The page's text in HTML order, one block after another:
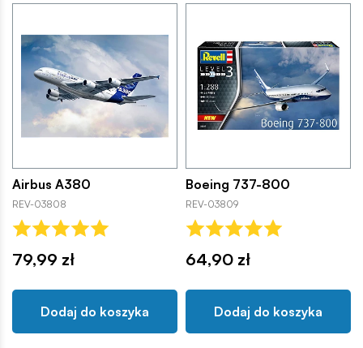
Airbus A380
REV-03808
79,99 zł
Dodaj do koszyka
Boeing 737-800
REV-03809
64,90 zł
Dodaj do koszyka